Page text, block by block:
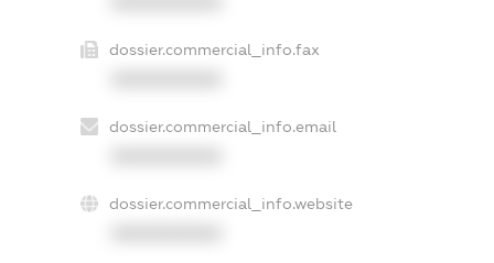
dossier.commercial_info.fax
dossier.commercial_info.email
dossier.commercial_info.website